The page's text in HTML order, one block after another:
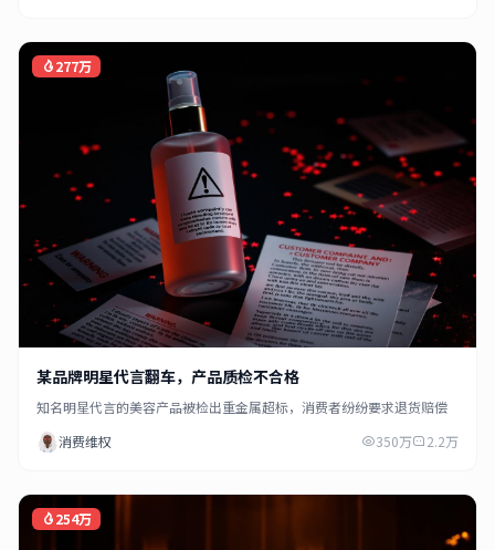
277万
某品牌明星代言翻车，产品质检不合格
知名明星代言的美容产品被检出重金属超标，消费者纷纷要求退货赔偿
消费维权
350万 2.2万
254万